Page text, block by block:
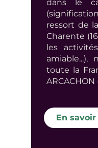
dans le
ressort de
Charente
les
toute la
En savoir